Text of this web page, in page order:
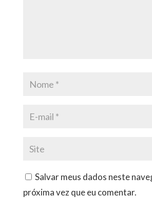
Salvar meus dados neste
próxima vez que eu comentar.